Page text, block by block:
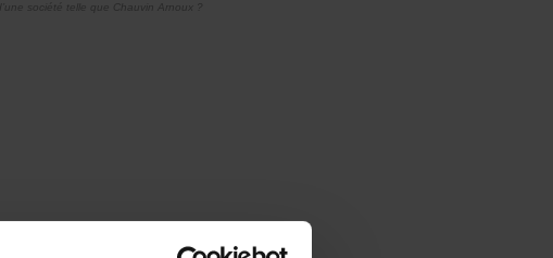
société telle que Chauvin Arnoux ?